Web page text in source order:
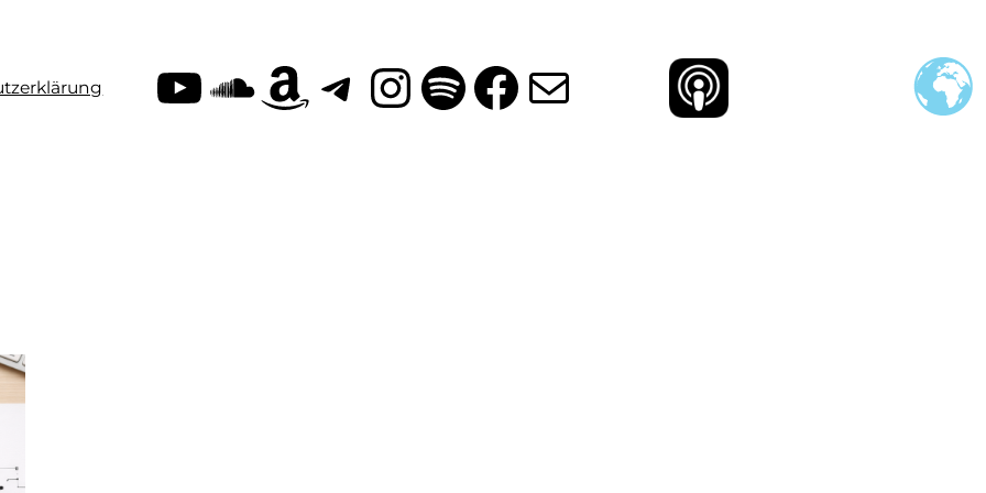
YouTube
SoundCloud
Amazon
Telegram
Instagram
Spotify
Facebook
E-Mail